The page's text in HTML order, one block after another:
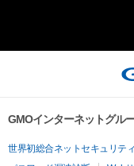
GMOインターネットグル
世界初総合ネットセキュリテ